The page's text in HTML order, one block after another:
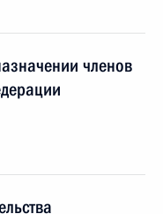
членов